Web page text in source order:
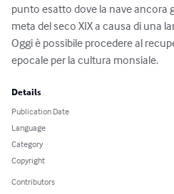
punto esatto dove la nave ancora
meta del seco XIX a causa di una
Oggi è possibile procedere al
epocale per la cultura monsiale.
Details
Publication Date
Language
Category
Copyright
Contributors